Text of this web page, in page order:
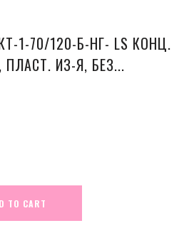
1-70/120-Б-НГ- LS КОНЦ.
ИЗ-Я, БЕЗ...
TO CART